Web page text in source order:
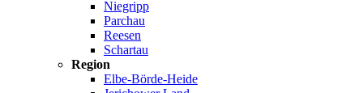
Niegripp
Parchau
Reesen
Schartau
Region
Elbe-Börde-Heide